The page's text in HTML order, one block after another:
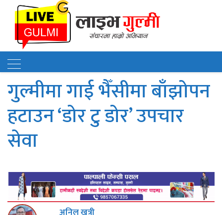
गुल्मीमा गाई भैँसीमा बाँझोपन
हटाउन ‘डोर टु डोर’ उपचार
सेवा